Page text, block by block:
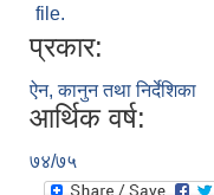
file.
प्रकार:
ऐन, कानुन तथा निर्देशिका
आर्थिक वर्ष:
७४/७५